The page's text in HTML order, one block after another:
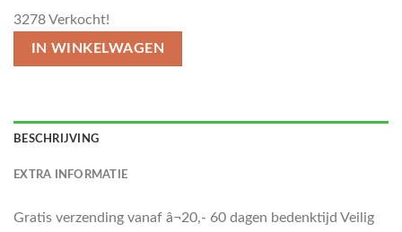
3278Verkocht!
IN WINKELWAGEN
BESCHRIJVING
EXTRA INFORMATIE
Gratis verzending vanaf â¬20,- 60 dagen bedenktijd Veilig